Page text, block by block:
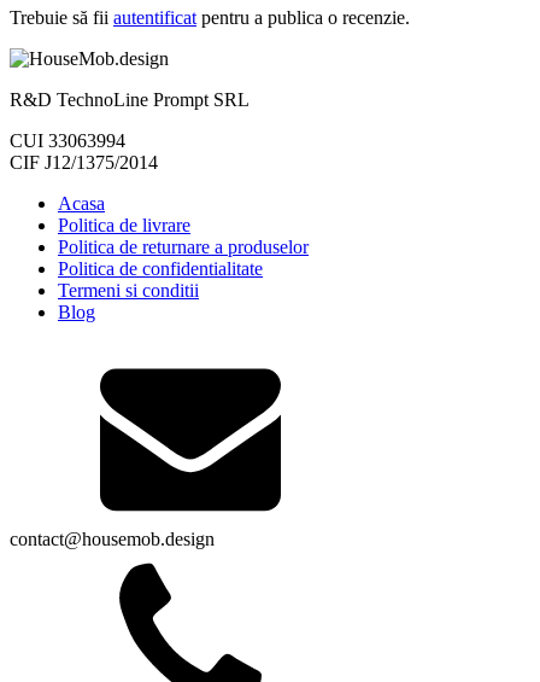
Trebuie să fii autentificat pentru a publica o recenzie.
R&D TechnoLine Prompt SRL
CUI 33063994
CIF J12/1375/2014
Acasa
Politica de livrare
Politica de returnare a produselor
Politica de confidentialitate
Termeni si conditii
Blog
contact@housemob.design